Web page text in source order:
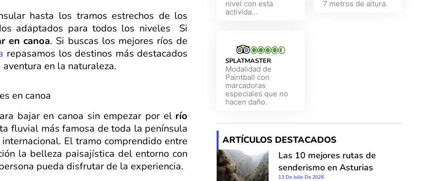
hasta los tramos estrechos de los
adaptados para todos los niveles Si
en canoa. Si buscas los mejores ríos de
repasamos los destinos más destacados
en la naturaleza.
en canoa
bajar en canoa sin empezar por el río
fluvial más famosa de toda la península
El tramo comprendido entre
la belleza paisajística del entorno con
pueda disfrutar de la experiencia.
nivel con esta
activida...
7 metros de altura.
SPLATMASTER
Modalidad de
Paintball con
marcadoras
especiales que no
hacen daño.
ARTÍCULOS DESTACADOS
Las 10 mejores rutas de
senderismo en Asturias
13 De Julio De 2026